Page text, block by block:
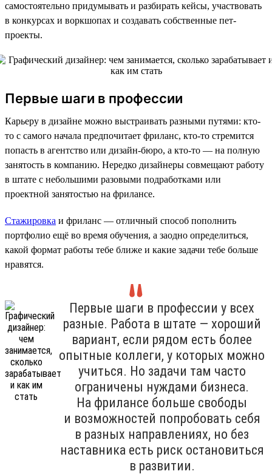
самостоятельно придумывать и разбирать кейсы, участвовать
в конкурсах и воркшопах и создавать собственные пет-
проекты.
Первые шаги в профессии
Карьеру в дизайне можно выстраивать разными путями: кто-
то с самого начала предпочитает фриланс, кто-то стремится
попасть в агентство или дизайн-бюро, а кто-то — на полную
занятость в компанию. Нередко дизайнеры совмещают работу
в штате с небольшими разовыми подработками или
проектной занятостью на фрилансе.
Стажировка и фриланс — отличный способ пополнить
портфолио ещё во время обучения, а заодно определиться,
какой формат работы тебе ближе и какие задачи тебе больше
нравятся.
Первые шаги в профессии у всех
разные. Работа в штате — хороший
вариант, если рядом есть более
опытные коллеги, у которых можно
учиться. Но задачи там часто
ограничены нуждами бизнеса.
На фрилансе больше свободы
и возможностей попробовать себя
в разных направлениях, но без
наставника есть риск остановиться
в развитии.